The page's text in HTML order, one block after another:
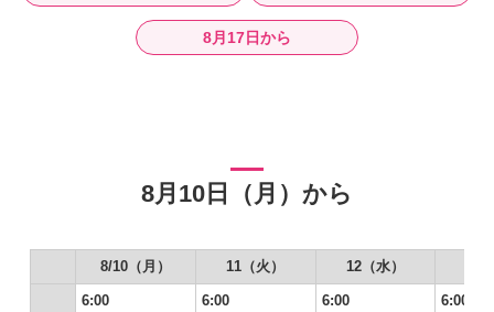
8月17日から
8月10日（月）から
8/10（月） 11（火） 12（水）
6:00 6:00 6:00 6:00